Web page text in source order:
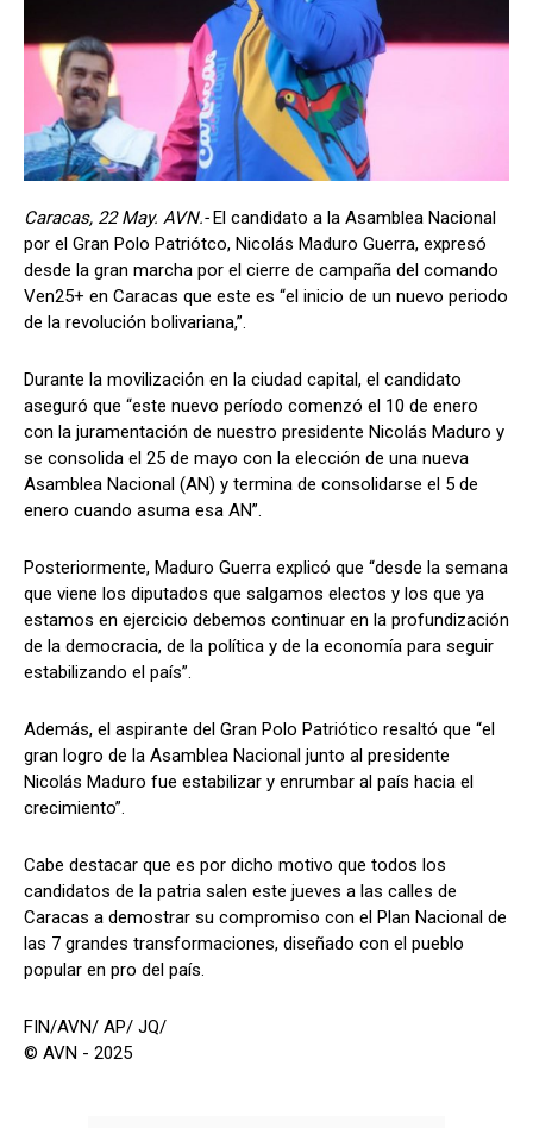
Caracas, 22 May. AVN.-El candidato a la Asamblea Nacional
por el Gran Polo Patriótco, Nicolás Maduro Guerra, expresó
desde la gran marcha por el cierre de campaña del comando
Ven25+ en Caracas que este es “el inicio de un nuevo periodo
de la revolución bolivariana,”.
Durante la movilización en la ciudad capital, el candidato
aseguró que “este nuevo período comenzó el 10 de enero
con la juramentación de nuestro presidente Nicolás Maduro y
se consolida el 25 de mayo con la elección de una nueva
Asamblea Nacional (AN) y termina de consolidarse el 5 de
enero cuando asuma esa AN”.
Posteriormente, Maduro Guerra explicó que “desde la semana
que viene los diputados que salgamos electos y los que ya
estamos en ejercicio debemos continuar en la profundización
de la democracia, de la política y de la economía para seguir
estabilizando el país”.
Además, el aspirante del Gran Polo Patriótico resaltó que “el
gran logro de la Asamblea Nacional junto al presidente
Nicolás Maduro fue estabilizar y enrumbar al país hacia el
crecimiento”.
Cabe destacar que es por dicho motivo que todos los
candidatos de la patria salen este jueves a las calles de
Caracas a demostrar su compromiso con el Plan Nacional de
las 7 grandes transformaciones, diseñado con el pueblo
popular en pro del país.
FIN/AVN/ AP/ JQ/
© AVN - 2025